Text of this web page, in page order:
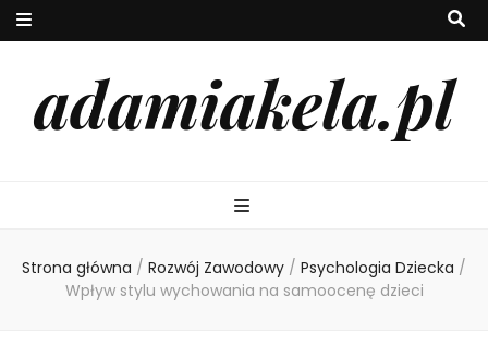
adamiakela.pl
Strona główna / Rozwój Zawodowy / Psychologia Dziecka /
Wpływ stylu wychowania na samoocenę dzieci